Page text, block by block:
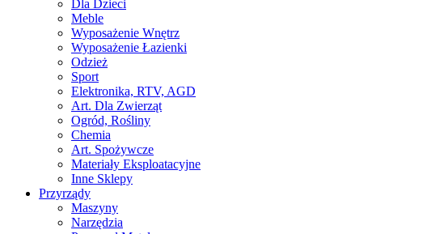
Dla Dzieci
Meble
Wyposażenie Wnętrz
Wyposażenie Łazienki
Odzież
Sport
Elektronika, RTV, AGD
Art. Dla Zwierząt
Ogród, Rośliny
Chemia
Art. Spożywcze
Materiały Eksploatacyjne
Inne Sklepy
Przyrządy
Maszyny
Narzędzia